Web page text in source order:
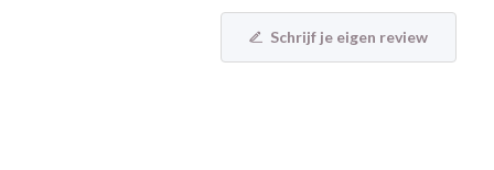
Schrijf je eigen review